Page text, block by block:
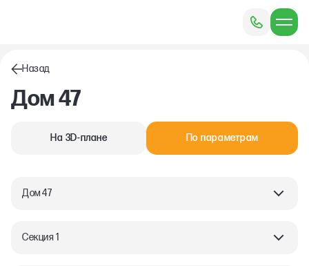
Назад
Дом 47
На 3D-плане По параметрам
Дом 47
Секция 1